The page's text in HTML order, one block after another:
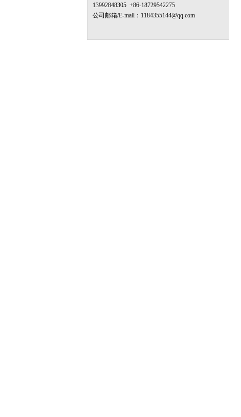
13992848305 +86-18729542275
公司邮箱/E-mail：1184355144@qq.com